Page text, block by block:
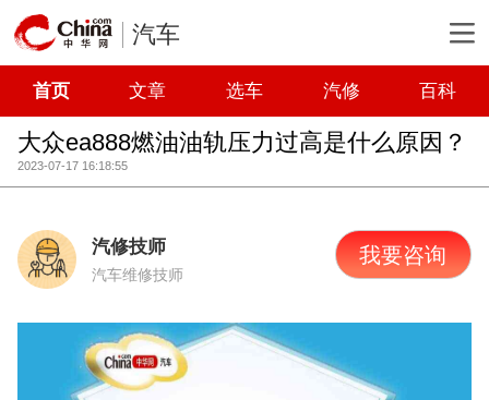
汽车
首页 文章 选车 汽修 百科
大众ea888燃油油轨压力过高是什么原因？
2023-07-17 16:18:55
汽修技师
汽车维修技师
我要咨询